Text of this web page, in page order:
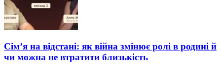
Сім’я на відстані: як війна змінює ролі в родині й
чи можна не втратити близькість